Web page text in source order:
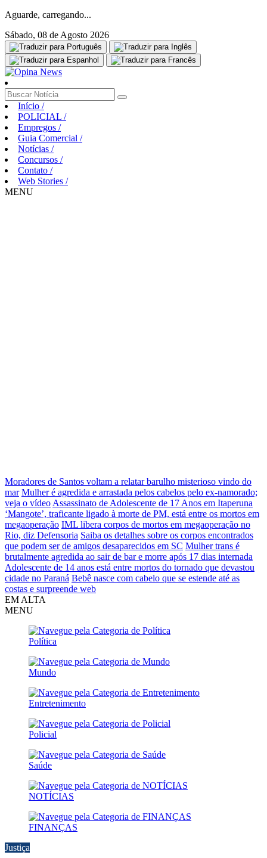
Aguarde, carregando...
Sábado, 08 de Agosto 2026
Início /
POLICIAL /
Empregos /
Guia Comercial /
Notícias /
Concursos /
Contato /
Web Stories /
MENU
Moradores de Santos voltam a relatar barulho misterioso vindo do
mar Mulher é agredida e arrastada pelos cabelos pelo ex-namorado;
veja o vídeo Assassinato de Adolescente de 17 Anos em Itaperuna
‘Mangote’, traficante ligado à morte de PM, está entre os mortos em
megaoperação IML libera corpos de mortos em megaoperação no
Rio, diz Defensoria Saiba os detalhes sobre os corpos encontrados
que podem ser de amigos desaparecidos em SC Mulher trans é
brutalmente agredida ao sair de bar e morre após 17 dias internada
Adolescente de 14 anos está entre mortos do tornado que devastou
cidade no Paraná Bebê nasce com cabelo que se estende até as
costas e surpreende web
EM ALTA
MENU
Política
Mundo
Entretenimento
Policial
Saúde
NOTÍCIAS
FINANÇAS
Justiça